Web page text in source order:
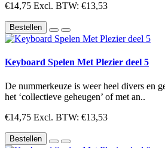
€14,75 Excl. BTW: €13,53
Bestellen
Keyboard Spelen Met Plezier deel 5
De nummerkeuze is weer heel divers en
het ‘collectieve geheugen’ of met an..
€14,75 Excl. BTW: €13,53
Bestellen